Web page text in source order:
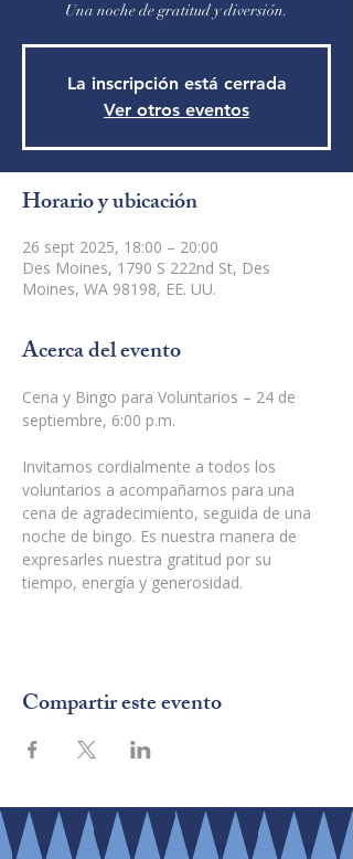
Una noche de gratitud y diversión.
La inscripción está cerrada
Ver otros eventos
Horario y ubicación
26 sept 2025, 18:00 – 20:00
Des Moines, 1790 S 222nd St, Des
Moines, WA 98198, EE. UU.
Acerca del evento
Cena y Bingo para Voluntarios – 24 de
septiembre, 6:00 p.m.
Invitamos cordialmente a todos los
voluntarios a acompañarnos para una
cena de agradecimiento, seguida de una
noche de bingo. Es nuestra manera de
expresarles nuestra gratitud por su
tiempo, energía y generosidad.
Compartir este evento